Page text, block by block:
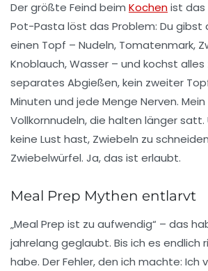
Der größte Feind beim Kochenist das
Pot-Pasta löst das Problem: Du gibst
einen Topf – Nudeln, Tomatenmark,
Knoblauch, Wasser – und kochst
separates Abgießen, kein zweiter
Minuten und jede Menge Nerven.
Vollkornnudeln, die halten länger satt.
keine Lust hast, Zwiebeln zu
Zwiebelwürfel. Ja, das ist erlaubt.
Meal Prep Mythen entlarvt
„Meal Prep ist zu aufwendig“ – das
jahrelang geglaubt. Bis ich es endlich
habe. Der Fehler, den ich machte: Ich